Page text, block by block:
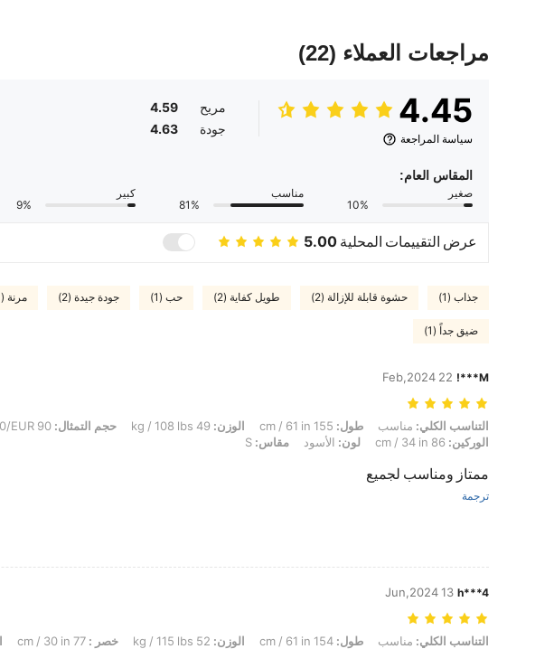
مراجعات العملاء (22)
4.45
سياسة المراجعة
مريح
4.59
جودة
4.63
المقاس العام:
صغير
10%
مناسب
81%
كبير
9%
عرض التقييمات المحلية 5.00
جذاب (1) حشوة قابلة للإزالة (2) طويل كفاية (2) حب (1) جودة جيدة (2) مرنة (1)
ضيق جداً (1)
M***!
22 Feb,2024
التناسب الكلي: مناسب, طول: 155 cm / 61 in, الوزن: 49 kg / 108 lbs, حجم التمثال: US 40/EUR 90, خصر : 80 cm / 31 in, الوركين: 86 cm / 34 in, لون: الأسود, مقاس: S
التناسب الكلي: مناسب طول: الوزن: حجم التمثال:
الوركين:
لون: الأسود مقاس:
ممتاز ومناسب لجميع
ترجمة
h***4
13 Jun,2024
التناسب الكلي: مناسب, طول: 154 cm / 61 in, الوزن: 52 kg / 115 lbs, خصر : 77 cm / 30 in, الوركين: 88 cm / 35 in, حجم التمثال: US 36/EUR 80, لون: الأسود, مقاس: L
التناسب الكلي: مناسب طول: الوزن: خصر :